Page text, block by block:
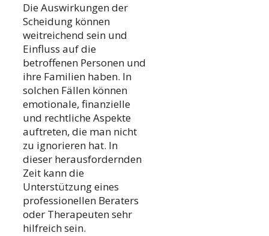
Die Auswirkungen der
Scheidung können
weitreichend sein und
Einfluss auf die
betroffenen Personen und
ihre Familien haben. In
solchen Fällen können
emotionale, finanzielle
und rechtliche Aspekte
auftreten, die man nicht
zu ignorieren hat. In
dieser herausfordernden
Zeit kann die
Unterstützung eines
professionellen Beraters
oder Therapeuten sehr
hilfreich sein.